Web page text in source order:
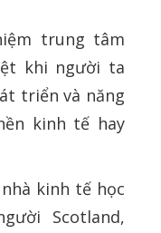
trung tâm
khi người ta
triển và năng
kinh tế hay
kinh tế học
Scotland,